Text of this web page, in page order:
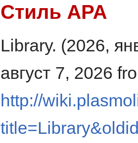
Стиль APA
Library. (2026,
август 7, 2026
http://